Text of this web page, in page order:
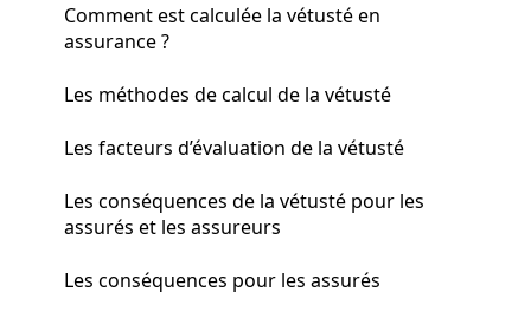
Comment est calculée la vétusté en
assurance ?
Les méthodes de calcul de la vétusté
Les facteurs d’évaluation de la vétusté
Les conséquences de la vétusté pour les
assurés et les assureurs
Les conséquences pour les assurés